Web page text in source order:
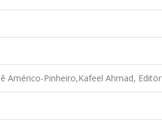
Américo-Pinheiro,Kafeel Ahmad, Editör